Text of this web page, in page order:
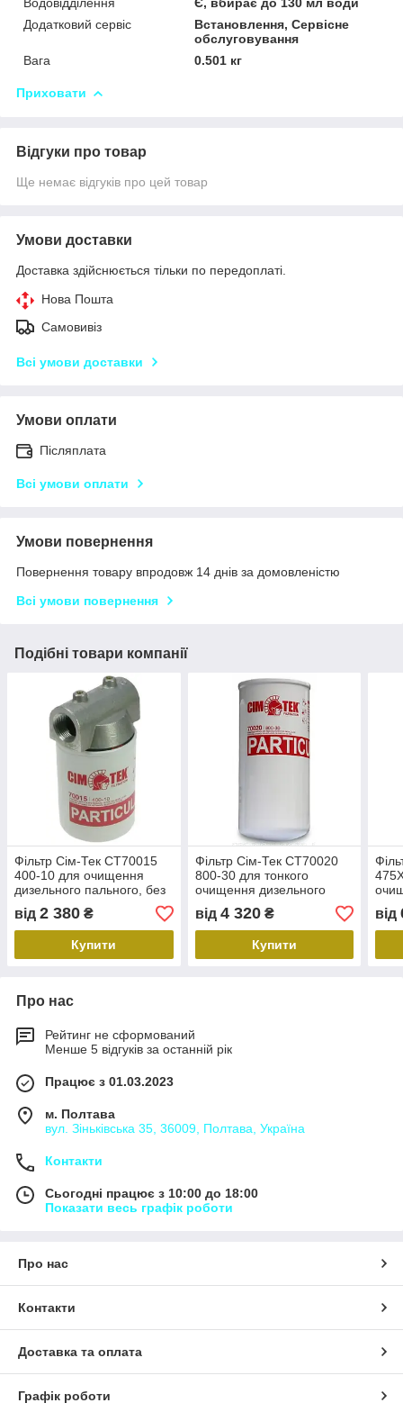
Додатковий сервіс
Встановлення, Сервісне
обслуговування
Вага
0.501 кг
Приховати
Відгуки про товар
Ще немає відгуків про цей товар
Умови доставки
Доставка здійснюється тільки по передоплаті.
Нова Пошта
Самовивіз
Всі умови доставки
Умови оплати
Післяплата
Всі умови оплати
Умови повернення
Повернення товару впродовж 14 днів за домовленістю
Всі умови повернення
Подібні товари компанії
Фільтр Сім-Тек CT70015
400-10 для очищення
дизельного пального, без
водовідділення, 10 мкм
від 2 380 ₴
Купити
Фільтр Сім-Тек CT70020
800-30 для тонкого
очищення дизельного
пального, без
водовідділення, 30 мкм
від 4 320₴
Купити
від
Про нас
Рейтинг не сформований
Менше 5 відгуків за останній рік
Працює з 01.03.2023
м. Полтава
вул. Зіньківська 35, 36009, Полтава, Україна
Контакти
Сьогодні працює з 10:00 до 18:00
Показати весь графік роботи
Про нас
Контакти
Доставка та оплата
Графік роботи